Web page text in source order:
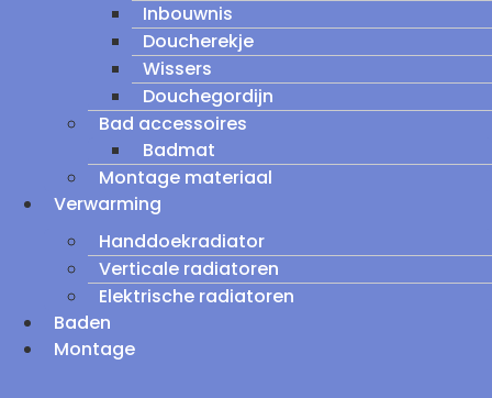
Inbouwnis
Doucherekje
Wissers
Douchegordijn
Bad accessoires
Badmat
Montage materiaal
Verwarming
Handdoekradiator
Verticale radiatoren
Elektrische radiatoren
Baden
Montage